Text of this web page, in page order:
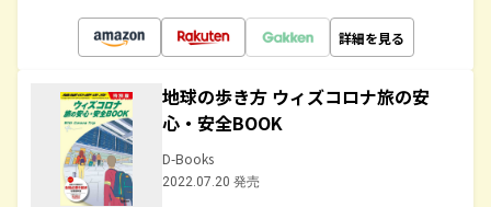
詳細を見る
地球の歩き方 ウィズコロナ旅の安
心・安全BOOK
D-Books
2022.07.20 発売